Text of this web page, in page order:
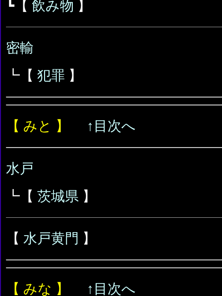
┗【 飲み物 】
密輸
┗【 犯罪 】
【 みと 】 ↑目次へ
水戸
┗【 茨城県 】
【 水戸黄門 】
【 みな 】 ↑目次へ